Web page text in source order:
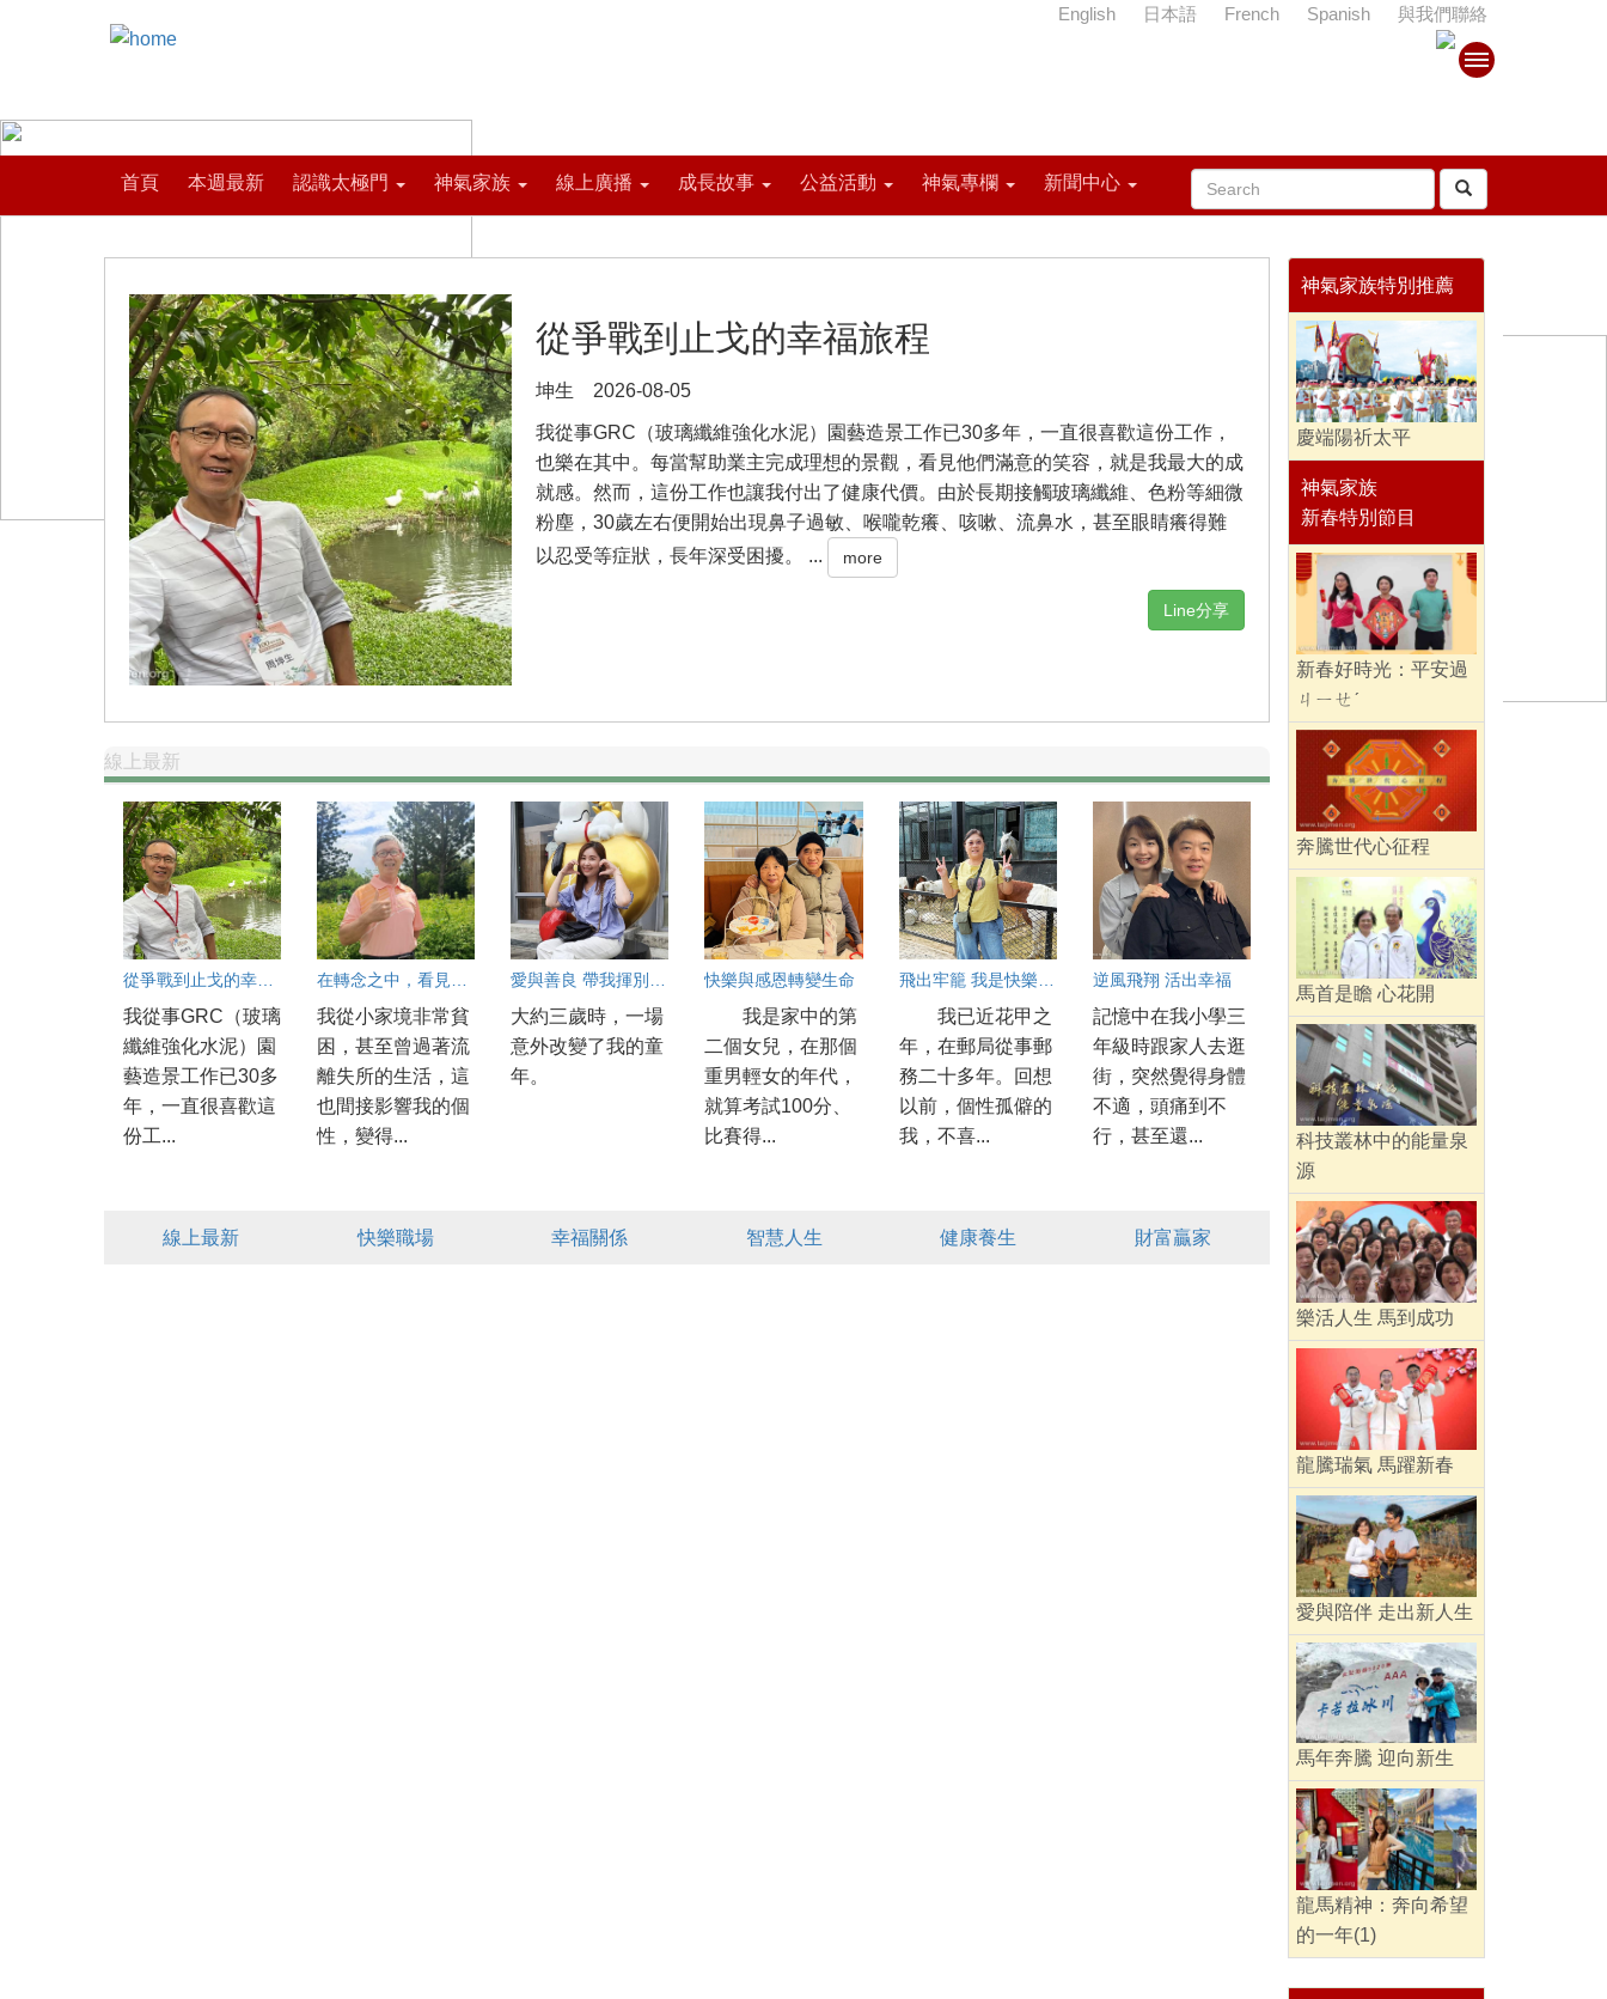
首頁 本週最新 認識太極門 神氣家族 線上廣播 成長故事 公益活動 神氣專欄 新聞中心
English 日本語 French Spanish 與我們聯絡
從爭戰到止戈的幸福旅程
坤生 2026-08-05
我從事GRC（玻璃纖維強化水泥）園藝造景工作已30多年，一直很喜歡這份工作，
也樂在其中。每當幫助業主完成理想的景觀，看見他們滿意的笑容，就是我最大的成
就感。然而，這份工作也讓我付出了健康代價。由於長期接觸玻璃纖維、色粉等細微
粉塵，30歲左右便開始出現鼻子過敏、喉嚨乾癢、咳嗽、流鼻水，甚至眼睛癢得難
以忍受等症狀，長年深受困擾。 ...
more
Line分享
線上最新
我從事GRC（玻璃
纖維強化水泥）園
藝造景工作已30多
年，一直很喜歡這
份工...
我從小家境非常貧
困，甚至曾過著流
離失所的生活，這
也間接影響我的個
性，變得...
大約三歲時，一場
意外改變了我的童
年。
快樂與感恩轉變生命
我是家中的第
二個女兒，在那個
重男輕女的年代，
就算考試100分、
比賽得...
我已近花甲之
年，在郵局從事郵
務二十多年。回想
以前，個性孤僻的
我，不喜...
逆風飛翔 活出幸福
記憶中在我小學三
年級時跟家人去逛
街，突然覺得身體
不適，頭痛到不
行，甚至還...
線上最新 快樂職場 幸福關係 智慧人生 健康養生 財富贏家
神氣家族特別推薦
慶端陽祈太平
神氣家族
新春特別節目
新春好時光：平安過
ㄐㄧㄝˊ
奔騰世代心征程
馬首是瞻 心花開
科技叢林中的能量泉
源
樂活人生 馬到成功
龍騰瑞氣 馬躍新春
愛與陪伴 走出新人生
馬年奔騰 迎向新生
龍馬精神：奔向希望
的一年(1)